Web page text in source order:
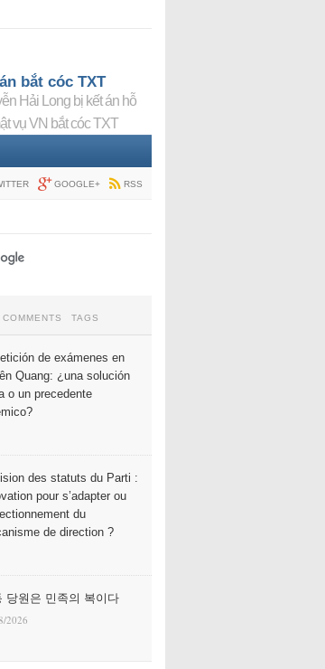
bắt cóc TXT
Hải Long bị kết án hỗ
vụ VN bắt cóc TXT
GOOGLE+ RSS
COMMENTS TAGS
de exámenes en
Quang: ¿una solución
o un precedente
des statuts du Parti :
pour s’adapter ou
du
de direction ?
당원은 민족의 복이다
2026